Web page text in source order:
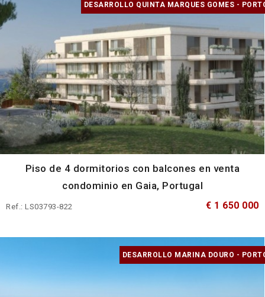
DESARROLLO QUINTA MARQUES GOMES -
Piso de 4 dormitorios con balcones en venta
condominio en Gaia, Portugal
Ref.: LS03793-822 € 1 650 000
DESARROLLO MARINA DOURO -